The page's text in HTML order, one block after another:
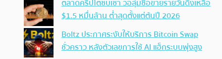
ตลาดคริปโตซบเซา วอลุ่มซื้อขายรายวันดิ่งเหลือ
$1.5 หมื่นล้าน ต่ำสุดตั้งแต่ต้นปี 2026
Boltz ประกาศระงับให้บริการ Bitcoin Swap
ชั่วคราว หลังตัวเลขการใช้ AI แฮ็กระบบพุ่งสูง